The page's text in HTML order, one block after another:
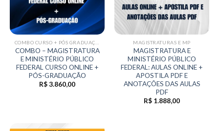
COMBO – MAGISTRATURA
E MINISTÉRIO PÚBLICO
FEDERAL CURSO ONLINE +
PÓS-GRADUAÇÃO
R$3.860,00
MAGISTRATURAS E MP
MAGISTRATURA E
MINISTÉRIO PÚBLICO
FEDERAL: AULAS ONLINE +
APOSTILA PDF E
ANOTAÇÕES DAS AULAS
PDF
R$ 1.888,00